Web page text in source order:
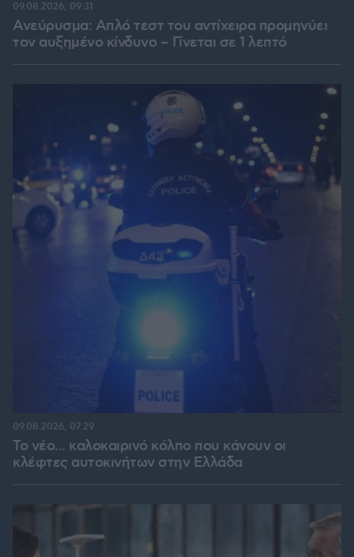
Ανεύρυσμα: Απλό τεστ του αντίχειρα προμηνύει
τον αυξημένο κίνδυνο – Γίνεται σε 1 λεπτό
09.08.2026, 09:31
Το νέο... καλοκαιρινό κόλπο που κάνουν οι
κλέφτες αυτοκινήτων στην Ελλάδα
09.08.2026, 07:29